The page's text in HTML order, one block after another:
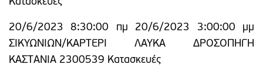
20/6/2023 8:30:00 πμ 20/6/2023 3:00:00 μμ
ΣΙΚΥΩΝΙΩΝ/ΚΑΡΤΕΡΙ ΛΑΥΚΑ ΔΡΟΣΟΠΗΓΗ
ΚΑΣΤΑΝΙΑ 2300539 Κατασκευές